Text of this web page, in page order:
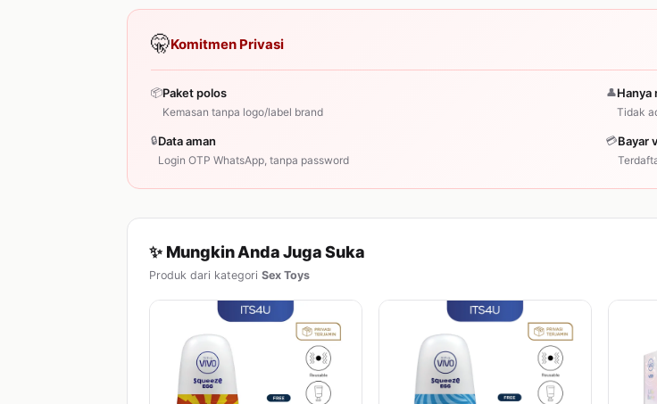
🤫Komitmen Privasi
📦Paket polos
Kemasan tanpa logo/label brand
👤Hanya
Tidak
🔒Data aman
Login OTP WhatsApp, tanpa password
💳Bayar
✨ Mungkin Anda Juga Suka
Produk dari kategori Sex Toys